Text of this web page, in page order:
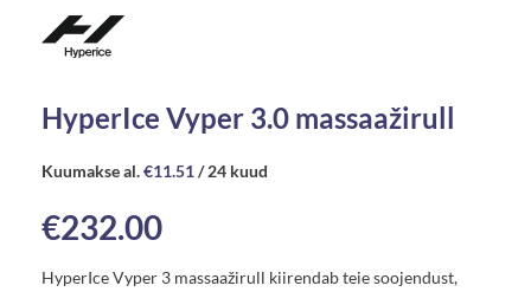
HyperIce Vyper 3.0 massaažirull
Kuumakse al.€11.51/ 24 kuud
€232.00
HyperIce Vyper 3 massaažirull kiirendab teie soojendust,